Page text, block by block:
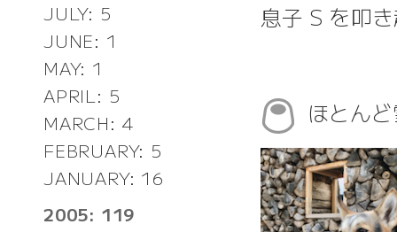
JULY: 5
JUNE: 1
MAY: 1
APRIL: 5
MARCH: 4
FEBRUARY: 5
JANUARY: 16
2005: 119
息子 S を叩
ほとん